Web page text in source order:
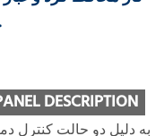
DESCRIPTION